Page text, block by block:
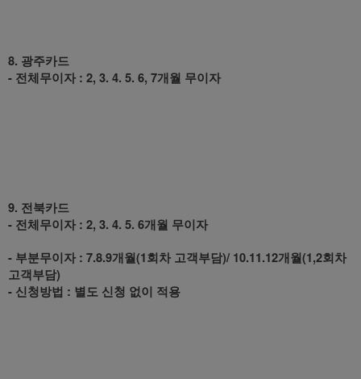
8. 광주카드
- 전체무이자 : 2, 3. 4. 5. 6, 7개월 무이자
9. 전북카드
- 전체무이자 : 2, 3. 4. 5. 6개월 무이자
- 부분무이자 : 7.8.9개월(1회차 고객부담)/ 10.11.12개월(1,2회차
고객부담)
- 신청방법 : 별도 신청 없이 적용